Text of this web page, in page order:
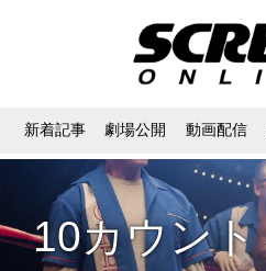
新着記事 劇場公開 動画配信
10カウント